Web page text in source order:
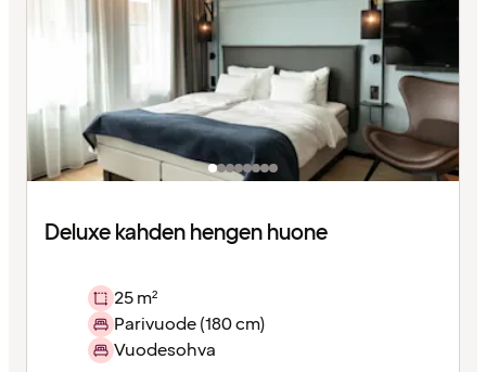
Deluxe kahden hengen huone
25 m²
Parivuode (180 cm)
Vuodesohva